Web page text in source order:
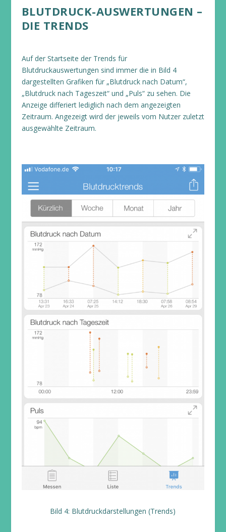
BLUTDRUCK-AUSWERTUNGEN –
DIE TRENDS
Auf der Startseite der Trends für
Blutdruckauswertungen sind immer die in Bild 4
dargestellten Grafiken für „Blutdruck nach Datum“,
„Blutdruck nach Tageszeit“ und „Puls“ zu sehen. Die
Anzeige differiert lediglich nach dem angezeigten
Zeitraum. Angezeigt wird der jeweils vom Nutzer zuletzt
ausgewählte Zeitraum.
Bild 4: Blutdruckdarstellungen (Trends)